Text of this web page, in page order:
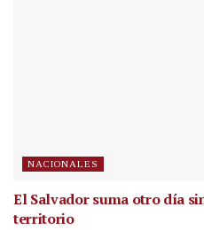
NACIONALES
El Salvador suma otro día
territorio